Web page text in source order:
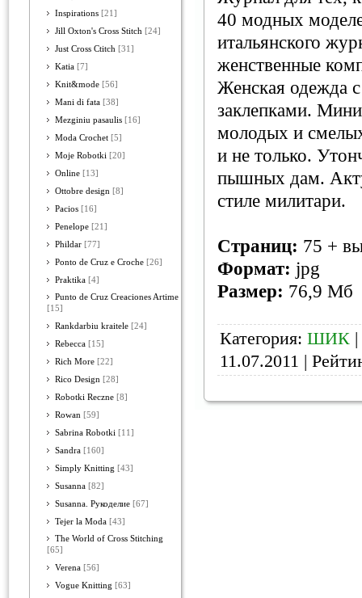
Inspirations [21]
Jill Oxton's Cross Stitch [24]
Just Cross Ctitch [31]
Katia [7]
Knit&mode [56]
Mani di fata [38]
Mezginiu pasaulis [16]
Moda Crochet [5]
Moje Robotki [20]
Online [13]
Ottobre design [8]
Pacios [16]
Penelope [21]
Phildar [77]
Ponto de Cruz e Croche [26]
Praktika [4]
Punto de Cruz Creaciones Artime
[15]
Rankdarbiu kraitele [24]
Rebecca [15]
Rich More [22]
Rico Design [28]
Robotki Reczne [8]
Rowan [59]
Sabrina Robotki [11]
Sandra [160]
Simply Knitting [43]
Susanna [82]
Susanna. Рукоделие [67]
Tejer la Moda [43]
The World of Cross Stitching
[65]
Verena [56]
Vogue Knitting [63]
40 модных
итальянского
женственные
Женская одежда
заклепками.
молодых и
и не только.
пышных дам.
стиле милитари.
Страниц: 75 +
Формат: jpg
Размер: 76,9 Мб
Категория: ШИК
11.07.2011 |